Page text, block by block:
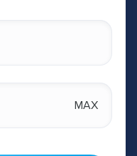
MAX